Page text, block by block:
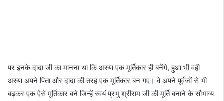
पर इनके दादा जी का मानना था कि अरुण एक मूर्तिकार ही बनेंगे, हुआ भी वही
अरुण अपने पिता और दादा की तरह एक मूर्तिकार बन गए। वे अपने पूर्वजों से भी
बढ़कर एक ऐसे मूर्तिकार बने जिन्हें स्वयं प्रभु श्रीराम जी की मूर्ति बनाने के सौभाग्य